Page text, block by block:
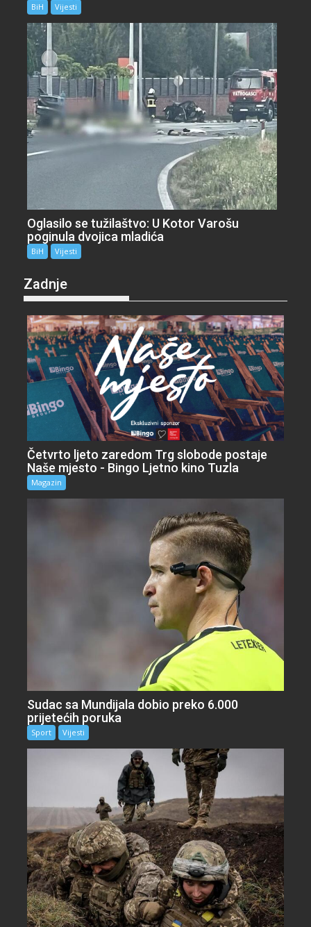
BiH Vijesti
Oglasilo se tužilaštvo: U Kotor Varošu
poginula dvojica mladića
BiH Vijesti
Zadnje
Četvrto ljeto zaredom Trg slobode postaje
Naše mjesto - Bingo Ljetno kino Tuzla
Magazin
Sudac sa Mundijala dobio preko 6.000
prijetećih poruka
Sport Vijesti